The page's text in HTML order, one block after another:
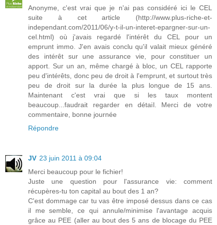
Anonyme, c'est vrai que je n'ai pas considéré ici le CEL
suite à cet article (http://www.plus-riche-et-
independant.com/2011/06/y-t-il-un-interet-epargner-sur-un-
cel.html) où j'avais regardé l'intérêt du CEL pour un
emprunt immo. J'en avais conclu qu'il valait mieux généré
des intérêt sur une assurance vie, pour constituer un
apport. Sur un an, même chargé à bloc, un CEL rapporte
peu d'intérêts, donc peu de droit à l'emprunt, et surtout très
peu de droit sur la durée la plus longue de 15 ans.
Maintenant c'est vrai que si les taux montent
beaucoup...faudrait regarder en détail. Merci de votre
commentaire, bonne journée
Répondre
JV 23 juin 2011 à 09:04
Merci beaucoup pour le fichier!
Juste une question pour l'assurance vie: comment
récupères-tu ton capital au bout des 1 an?
C'est dommage car tu vas être imposé dessus dans ce cas
il me semble, ce qui annule/minimise l'avantage acquis
grâce au PEE (aller au bout des 5 ans de blocage du PEE